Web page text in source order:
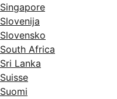
Singapore
Slovenija
Slovensko
South Africa
Sri Lanka
Suisse
Suomi